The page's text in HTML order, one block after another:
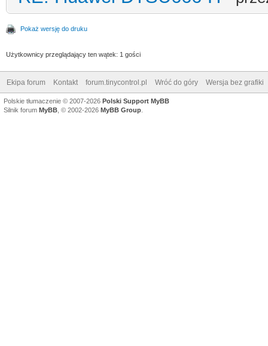
Pokaż wersję do druku
Użytkownicy przeglądający ten wątek: 1 gości
Ekipa forum Kontakt forum.tinycontrol.pl Wróć do góry Wersja bez grafiki
Polskie tłumaczenie © 2007-2026 Polski Support MyBB
Silnik forum MyBB , © 2002-2026 MyBB Group